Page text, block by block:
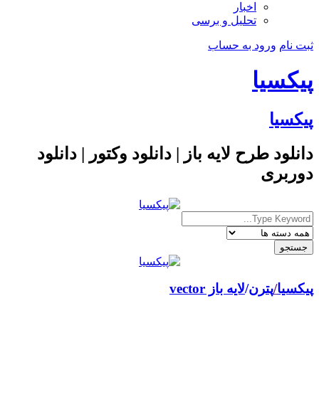
اخبار
تحلیل و برسی
ثبت نام ورود به حساب
پیکسیا
پیکسیا
دانلود طرح لایه باز | دانلود وکتور | دانلود
دوربری
پیکسیا/ لایه باز vector پترن